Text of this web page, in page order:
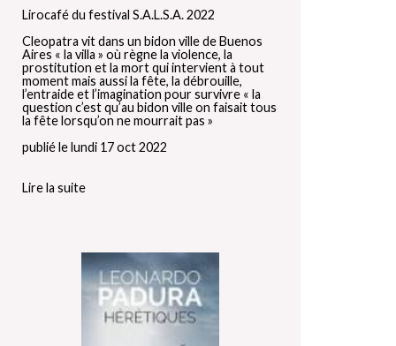
Lirocafé du festival S.A.L.S.A. 2022
Cleopatra vit dans un bidon ville de Buenos
Aires « la villa » où règne la violence, la
prostitution et la mort qui intervient à tout
moment mais aussi la fête, la débrouille,
l’entraide et l’imagination pour survivre « la
question c’est qu’au bidon ville on faisait tous
la fête lorsqu’on ne mourrait pas »
publié le lundi 17 oct 2022
Lire la suite